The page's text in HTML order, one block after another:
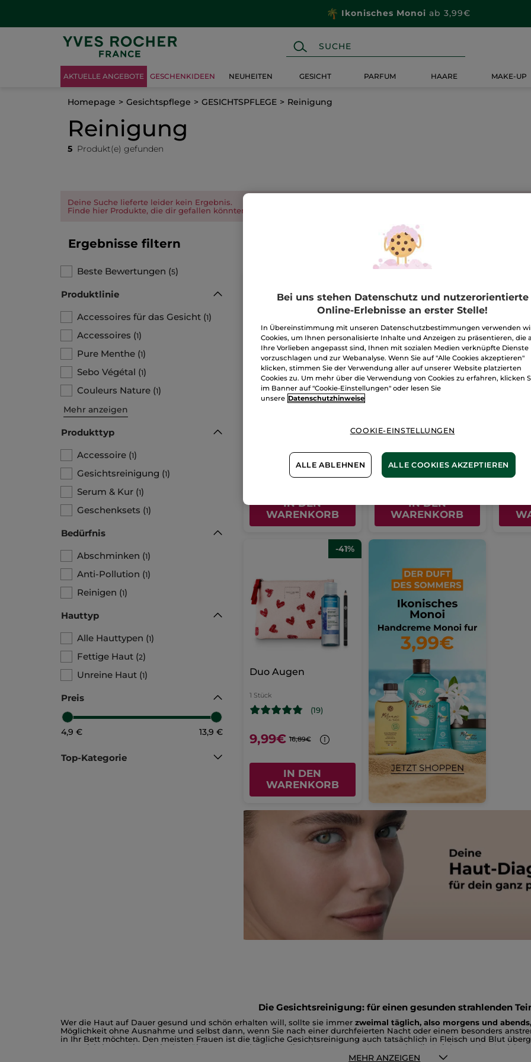
Ikonisches Monoi ab 3,99€
AKTUELLE ANGEBOTE GESCHENKIDEEN NEUHEITEN GESICHT PARFUM HAARE MAKE-UP
Homepage Gesichtspflege GESICHTSPFLEGE Reinigung
Reinigung
5 Produkt(e) gefunden
Deine Suche lieferte leider kein Ergebnis.
Finde hier Produkte, die dir gefallen könnten.
Ergebnisse filtern
Beste Bewertungen (5)
Produktlinie
Accessoires für das Gesicht (1)
Accessoires (1)
Pure Menthe (1)
Sebo Végétal (1)
Couleurs Nature (1)
Mehr anzeigen
Produkttyp
Accessoire (1)
Gesichtsreinigung (1)
Serum & Kur (1)
Geschenksets (1)
Bedürfnis
Abschminken (1)
Anti-Pollution (1)
Reinigen (1)
Hauttyp
Alle Hauttypen (1)
Fettige Haut (2)
Unreine Haut (1)
Preis
4,9 € 13,9 €
Top-Kategorie
Der
IN DEN
WARENKORB
4,90€
IN DEN
WARENKORB
133,20€ / 1l
9,99€
-41%
Duo Augen
1 Stück
(19)
9,99€ 16,89€
IN DEN
WARENKORB
Die Gesichtsreinigung: für einen gesunden strahlenden
Wer die Haut auf Dauer gesund und schön erhalten will, sollte sie immer zweimal täglich, also morgens und
Möglichkeit ohne Ausnahme und selbst dann, wenn Sie nach einer durchfeierten Nacht oder einem besonders
in Ihr Bett möchten. Den meisten Frauen ist die tägliche Gesichtsreinigung auch tatsächlich in Fleisch und Blut
unverzichtbaren Ritual wie das Zähneputzen oder das Styling der Haare. Doch warum ist die Reinigung des
nicht aus? Und welche Rolle spielen die unterschiedlichen Ansprüche der Haut?MEHR ANZEIGEN
Bei uns stehen Datenschutz und nutzerorientierte
Online-Erlebnisse an erster Stelle!
In Übereinstimmung mit unseren Datenschutzbestimmungen verwenden
Cookies, um Ihnen personalisierte Inhalte und Anzeigen zu präsentieren, die
Ihre Vorlieben angepasst sind, Ihnen mit sozialen Medien verknüpfte Dienste
vorzuschlagen und zur Webanalyse. Wenn Sie auf "Alle Cookies akzeptieren"
klicken, stimmen Sie der Verwendung aller auf unserer Website platzierten
Cookies zu. Um mehr über die Verwendung von Cookies zu erfahren, klicken
im Banner auf "Cookie-Einstellungen" oder lesen Sie
unsere Datenschutzhinweise
COOKIE-EINSTELLUNGEN
ALLE ABLEHNEN ALLE COOKIES AKZEPTIEREN